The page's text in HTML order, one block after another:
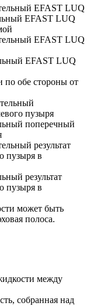
EFAST LUQ
EFAST LUQ
EFAST LUQ
EFAST LUQ
по обе стороны от
пузыря
поперечный
результат
пузыря в
результат
пузыря в
может быть
полоса.
между
собранная над